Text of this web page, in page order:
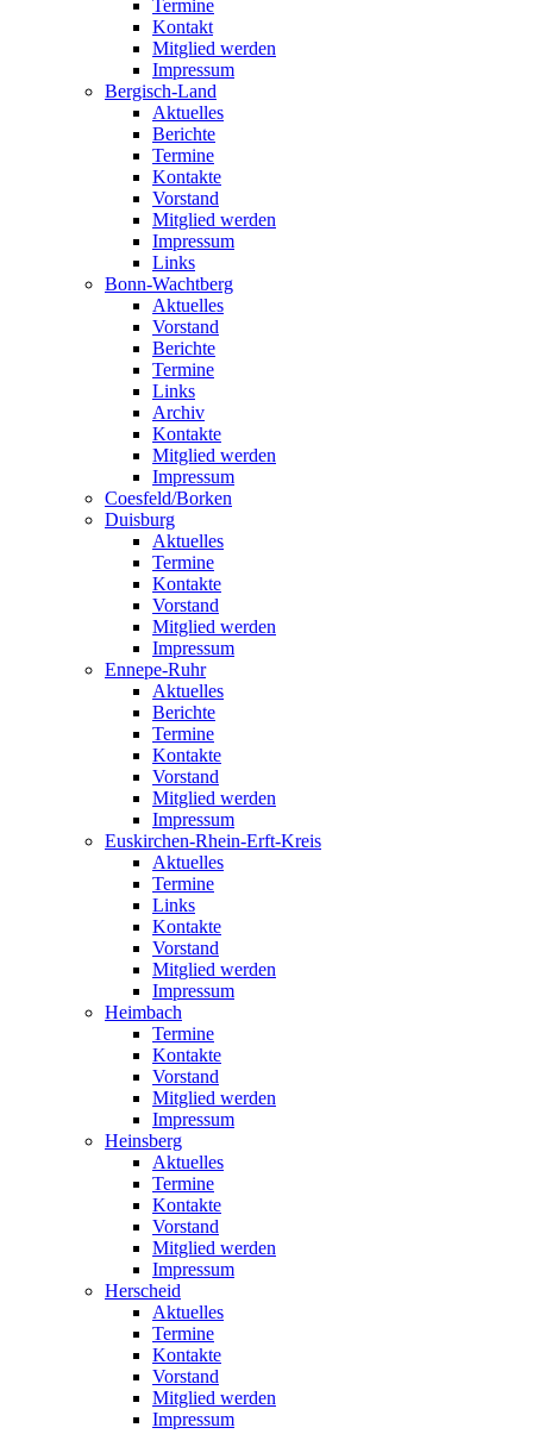
Termine
Kontakt
Mitglied werden
Impressum
Bergisch-Land
Aktuelles
Berichte
Termine
Kontakte
Vorstand
Mitglied werden
Impressum
Links
Bonn-Wachtberg
Aktuelles
Vorstand
Berichte
Termine
Links
Archiv
Kontakte
Mitglied werden
Impressum
Coesfeld/Borken
Duisburg
Aktuelles
Termine
Kontakte
Vorstand
Mitglied werden
Impressum
Ennepe-Ruhr
Aktuelles
Berichte
Termine
Kontakte
Vorstand
Mitglied werden
Impressum
Euskirchen-Rhein-Erft-Kreis
Aktuelles
Termine
Links
Kontakte
Vorstand
Mitglied werden
Impressum
Heimbach
Termine
Kontakte
Vorstand
Mitglied werden
Impressum
Heinsberg
Aktuelles
Termine
Kontakte
Vorstand
Mitglied werden
Impressum
Herscheid
Aktuelles
Termine
Kontakte
Vorstand
Mitglied werden
Impressum